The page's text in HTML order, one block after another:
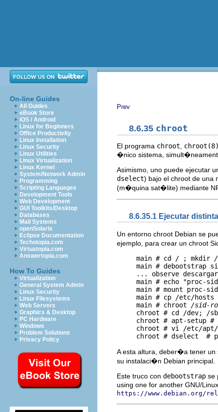
On-line Guides
All Guides
eBook Store
iOS / Android
Linux for Beginners
Office Productivity
Linux Installation
Linux Security
Linux Utilities
Linux Virtualization
Linux Kernel
System/Network Admin
Programming
Scripting Languages
Development Tools
Web Development
GUI Toolkits/Desktop
Databases
Mail Systems
openSolaris
Eclipse Documentation
Techotopia.com
Virtuatopia.com
Answertopia.com
How To Guides
Virtualization
General System Admin
Linux Security
Linux Filesystems
Web Servers
Graphics & Desktop
PC Hardware
Windows
Problem Solutions
Privacy Policy
Prev
8.6.35 chroot
El programa chroot
�nico sistema,
Asimismo, uno puede ejecutar
dselect) bajo el chroot de
(m�quina sat�lite) mediante
8.6.35.1 Ejecutar
Un entorno chroot Debian se
ejemplo, para crear un chroot
     main # cd / ; mkdir
main # debootstrap
... observe
main # echo "proc-
main # mount proc-
     main # cp /etc/hosts
     main # chroot
/sid-
chroot # cd /dev; /
chroot # apt-setup #
chroot # vi /etc/
A esta altura, deber�a tener
su instalaci�n Debian principal.
Este truco con debootstrap se
using one for another GNU/
https://www.debian.org/